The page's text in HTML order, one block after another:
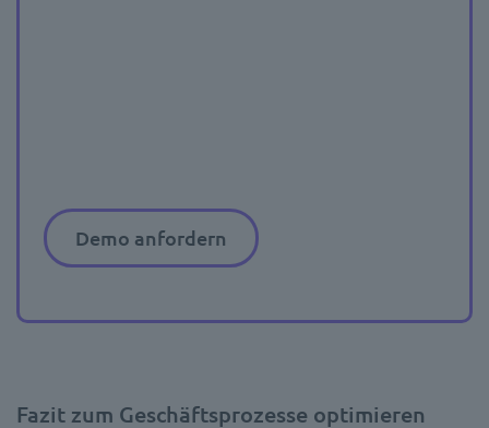
Demo anfordern
Fazit zum Geschäftsprozesse optimieren